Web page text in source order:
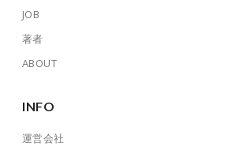
JOB
著者
ABOUT
INFO
運営会社